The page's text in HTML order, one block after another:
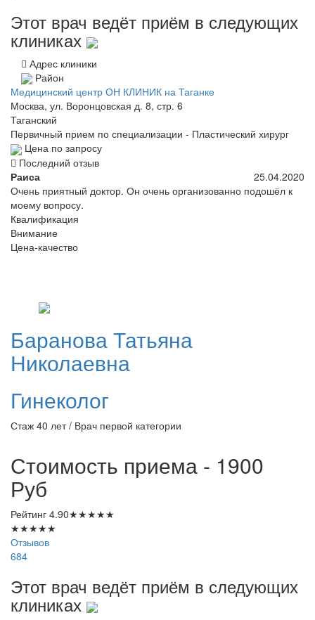
Этот врач ведёт приём в следующих
клиниках
Адрес клиники
Район
Медицинский центр ОН КЛИНИК на Таганке
Москва, ул. Воронцовская д. 8, стр. 6
Таганский
Первичный прием по специализации - Пластический хирург
Цена по запросу
Последний отзыв
Раиса
25.04.2020
Очень приятный доктор. Он очень организованно подошёл к
моему вопросу.
Квалификация
Внимание
Цена-качество
БарановаТатьяна
Николаевна
Гинеколог
Стаж 40 лет / Врач первой категории
Стоимость приема - 1900
Руб
Рейтинг 4.90★★★★★
★★★★★
Отзывов
684
Этот врач ведёт приём в следующих
клиниках